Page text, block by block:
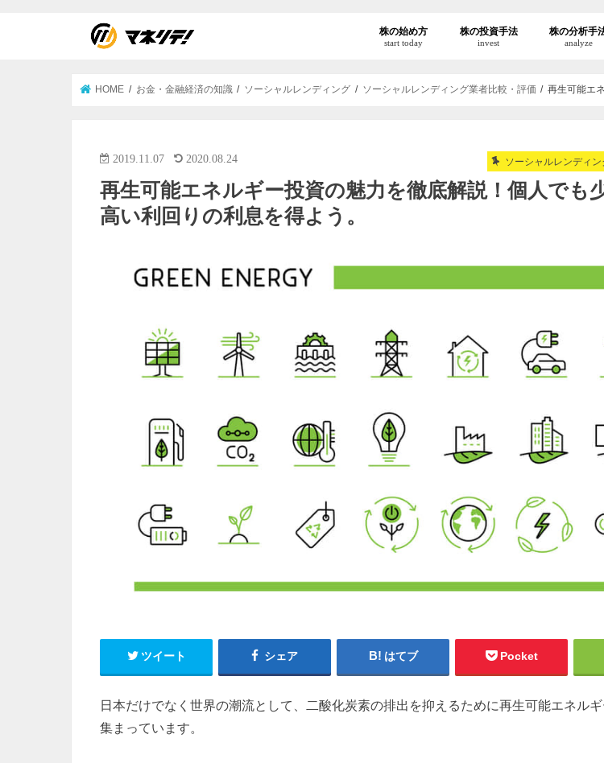
株の始め方
start today
株の投資手法
invest
株の分析手
analyze
HOME お金・金融経済の知識 ソーシャルレンディング ソーシャルレンディング業者比較・評価 再生可能エ
ソーシャルレンディ
2019.11.07 2020.08.24
再生可能エネルギー投資の魅力を徹底解説！個人でも
高い利回りの利息を得よう。
ツイート シェア はてブ Pocket
日本だけでなく世界の潮流として、二酸化炭素の排出を抑えるために再生可能エネル
集まっています。